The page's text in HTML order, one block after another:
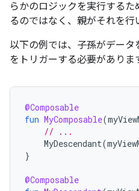
らかのロジックを実行する
るのではなく、親がそれを行
以下の例では、子孫がデー
をトリガーする必要がありま
@Composable
fun MyComposable(
// ...
MyDescendant(
}
@Composable